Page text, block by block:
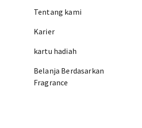
Tentang kami
Karier
kartu hadiah
Belanja Berdasarkan
Fragrance